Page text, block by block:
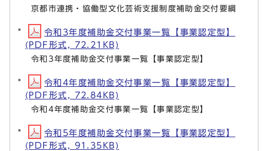
京都市連携・協働型文化芸術支援制度補助金交付要綱
令和3年度補助金交付事業一覧【事業認定型】
(PDF形式, 72.21KB)
令和3年度補助金交付事業一覧【事業認定型】
令和4年度補助金交付事業一覧【事業認定型】
(PDF形式, 72.84KB)
令和4年度補助金交付事業一覧【事業認定型】
令和5年度補助金交付事業一覧【事業認定型】
(PDF形式, 91.35KB)